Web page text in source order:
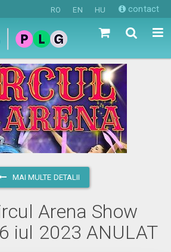
RO EN HU contact
MAI MULTE DETALII
Arena Show
iul 2023 ANULAT